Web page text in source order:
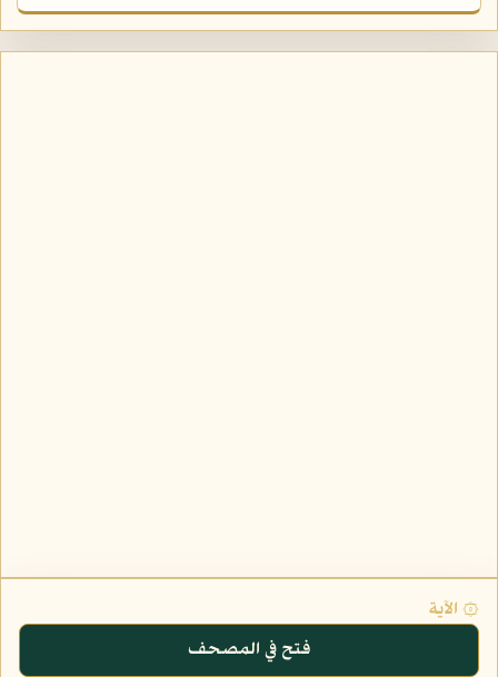
۞ الآية
فتح في المصحف